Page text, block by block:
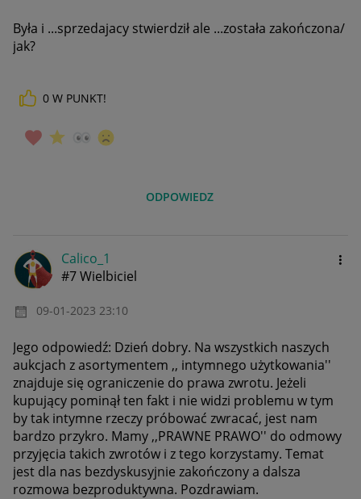
Była i ...sprzedajacy stwierdził ale ...została zakończona/
jak?
0 W PUNKT!
ODPOWIEDZ
Calico_1
#7 Wielbiciel
‎09-01-2023 23:10
Jego odpowiedź: Dzień dobry. Na wszystkich naszych
aukcjach z asortymentem ,, intymnego użytkowania''
znajduje się ograniczenie do prawa zwrotu. Jeżeli
kupujący pominął ten fakt i nie widzi problemu w tym
by tak intymne rzeczy próbować zwracać, jest nam
bardzo przykro. Mamy ,,PRAWNE PRAWO'' do odmowy
przyjęcia takich zwrotów i z tego korzystamy. Temat
jest dla nas bezdyskusyjnie zakończony a dalsza
rozmowa bezproduktywna. Pozdrawiam.